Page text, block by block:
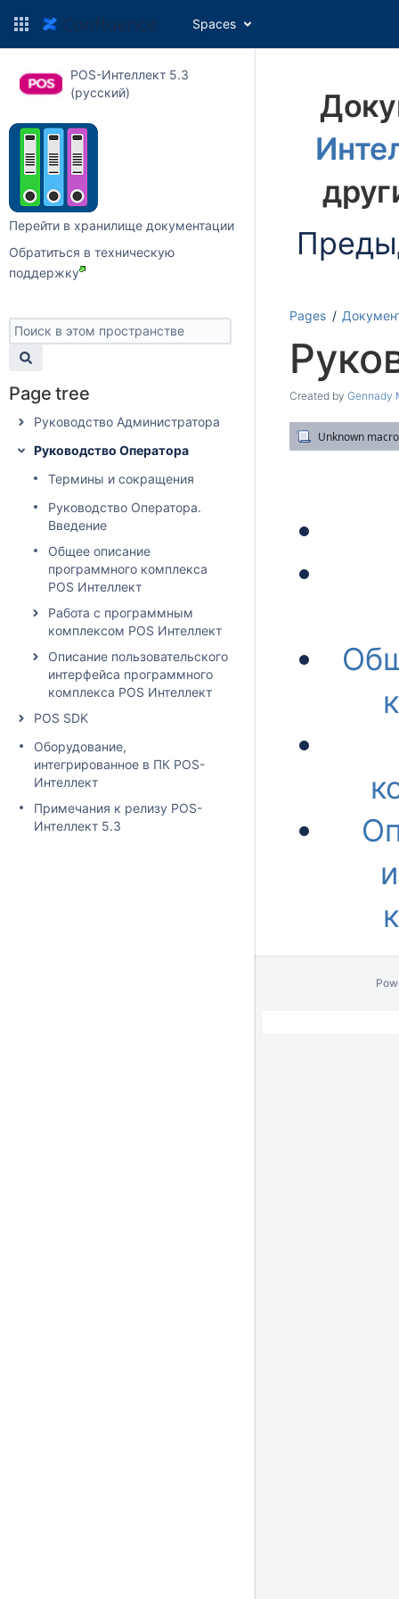
Spaces
POS-Интеллект 5.3
(русский)
Перейти в хранилище документации
Обратиться в техническую
поддержку
Page tree
Руководство Администратора
Руководство Оператора
Термины и сокращения
Руководство Оператора.
Введение
Oбщее описание
программного комплекса
POS Интеллект
Работа с программным
комплексом POS Интеллект
Описание пользовательского
интерфейса программного
комплекса POS Интеллект
POS SDK
Оборудование,
интегрированное в ПК POS-
Интеллект
Примечания к релизу POS-
Интеллект 5.3
Pages
Created by Gennady